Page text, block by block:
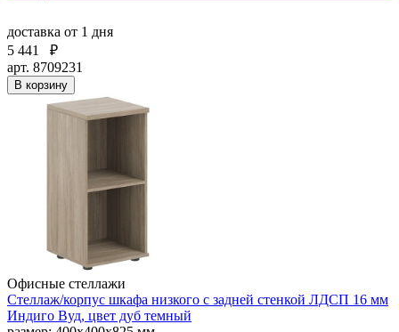
доставка от 1 дня
5 441
₽
арт. 8709231
В корзину
Офисные стеллажи
Стеллаж/корпус шкафа низкого с задней стенкой ЛДСП 16 мм
Индиго Вуд, цвет дуб темный